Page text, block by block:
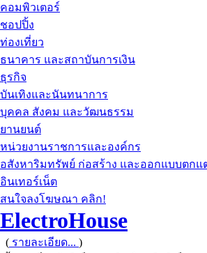
คอมพิวเตอร์
ชอปปิ้ง
ท่องเที่ยว
ธนาคาร และสถาบันการเงิน
ธุรกิจ
บันเทิงและนันทนาการ
บุคคล สังคม และวัฒนธรรม
ยานยนต์
หน่วยงานราชการและองค์กร
อสังหาริมทรัพย์ ก่อสร้าง และออกแบบตกแ
อินเทอร์เน็ต
สนใจลงโฆษณา คลิก!
ElectroHouse
( รายละเอียด... )